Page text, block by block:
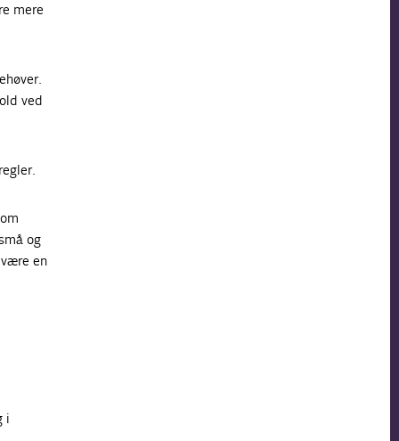
mere
ved
og
en
i